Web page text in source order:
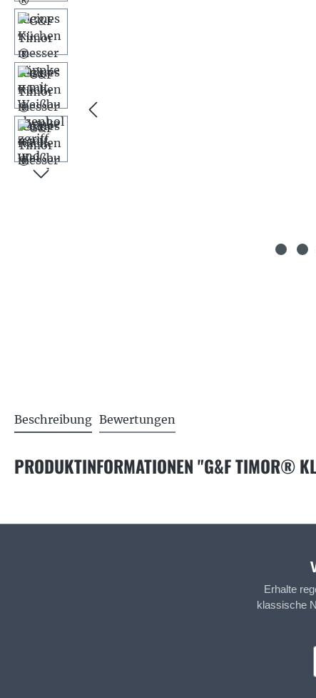
Beschreibung Bewertungen
PRODUKTINFORMATIONEN "G&F TIMOR®
Erhalte
klassische